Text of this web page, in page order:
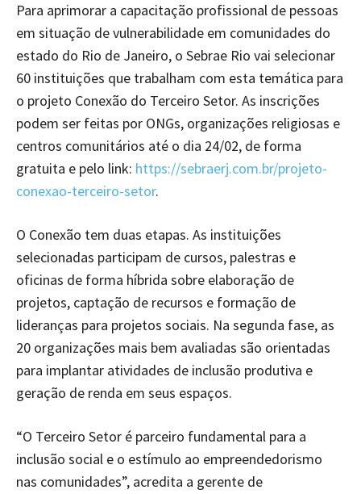
Para aprimorar a capacitação profissional de pessoas
em situação de vulnerabilidade em comunidades do
estado do Rio de Janeiro, o Sebrae Rio vai selecionar
60 instituições que trabalham com esta temática para
o projeto Conexão do Terceiro Setor. As inscrições
podem ser feitas por ONGs, organizações religiosas e
centros comunitários até o dia 24/02, de forma
gratuita e pelo link: https://sebraerj.com.br/projeto-
conexao-terceiro-setor.
O Conexão tem duas etapas. As instituições
selecionadas participam de cursos, palestras e
oficinas de forma híbrida sobre elaboração de
projetos, captação de recursos e formação de
lideranças para projetos sociais. Na segunda fase, as
20 organizações mais bem avaliadas são orientadas
para implantar atividades de inclusão produtiva e
geração de renda em seus espaços.
“O Terceiro Setor é parceiro fundamental para a
inclusão social e o estímulo ao empreendedorismo
nas comunidades”, acredita a gerente de